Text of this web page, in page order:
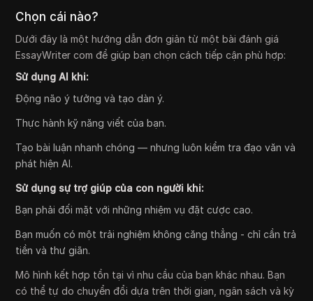
Chọn cái nào?
Dưới đây là một hướng dẫn đơn giản từ một bài đánh giá
EssayWriter com để giúp bạn chọn cách tiếp cận phù hợp:
Sử dụng AI khi:
Động não ý tưởng và tạo dàn ý.
Thực hành kỹ năng viết của bạn.
Tạo bài luận nhanh chóng — nhưng luôn kiểm tra đạo văn và
phát hiện AI.
Sử dụng sự trợ giúp của con người khi:
Bạn phải đối mặt với những nhiệm vụ đặt cược cao.
Bạn muốn có một trải nghiệm không căng thẳng - chỉ cần trả
tiền và thư giãn.
Mô hình kết hợp tồn tại vì nhu cầu của bạn khác nhau. Bạn
có thể tự do chuyển đổi dựa trên thời gian, ngân sách và kỳ